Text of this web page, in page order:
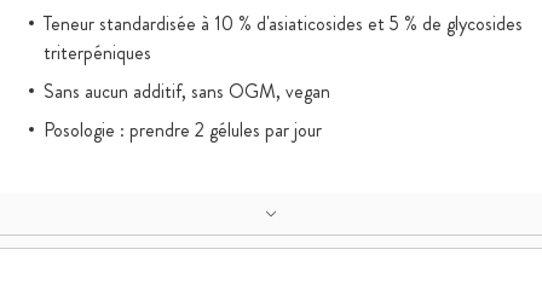
Teneur standardisée à 10 % d'asiaticosides et 5 % de glycosides
triterpéniques
Sans aucun additif, sans OGM, vegan
Posologie : prendre 2 gélules par jour